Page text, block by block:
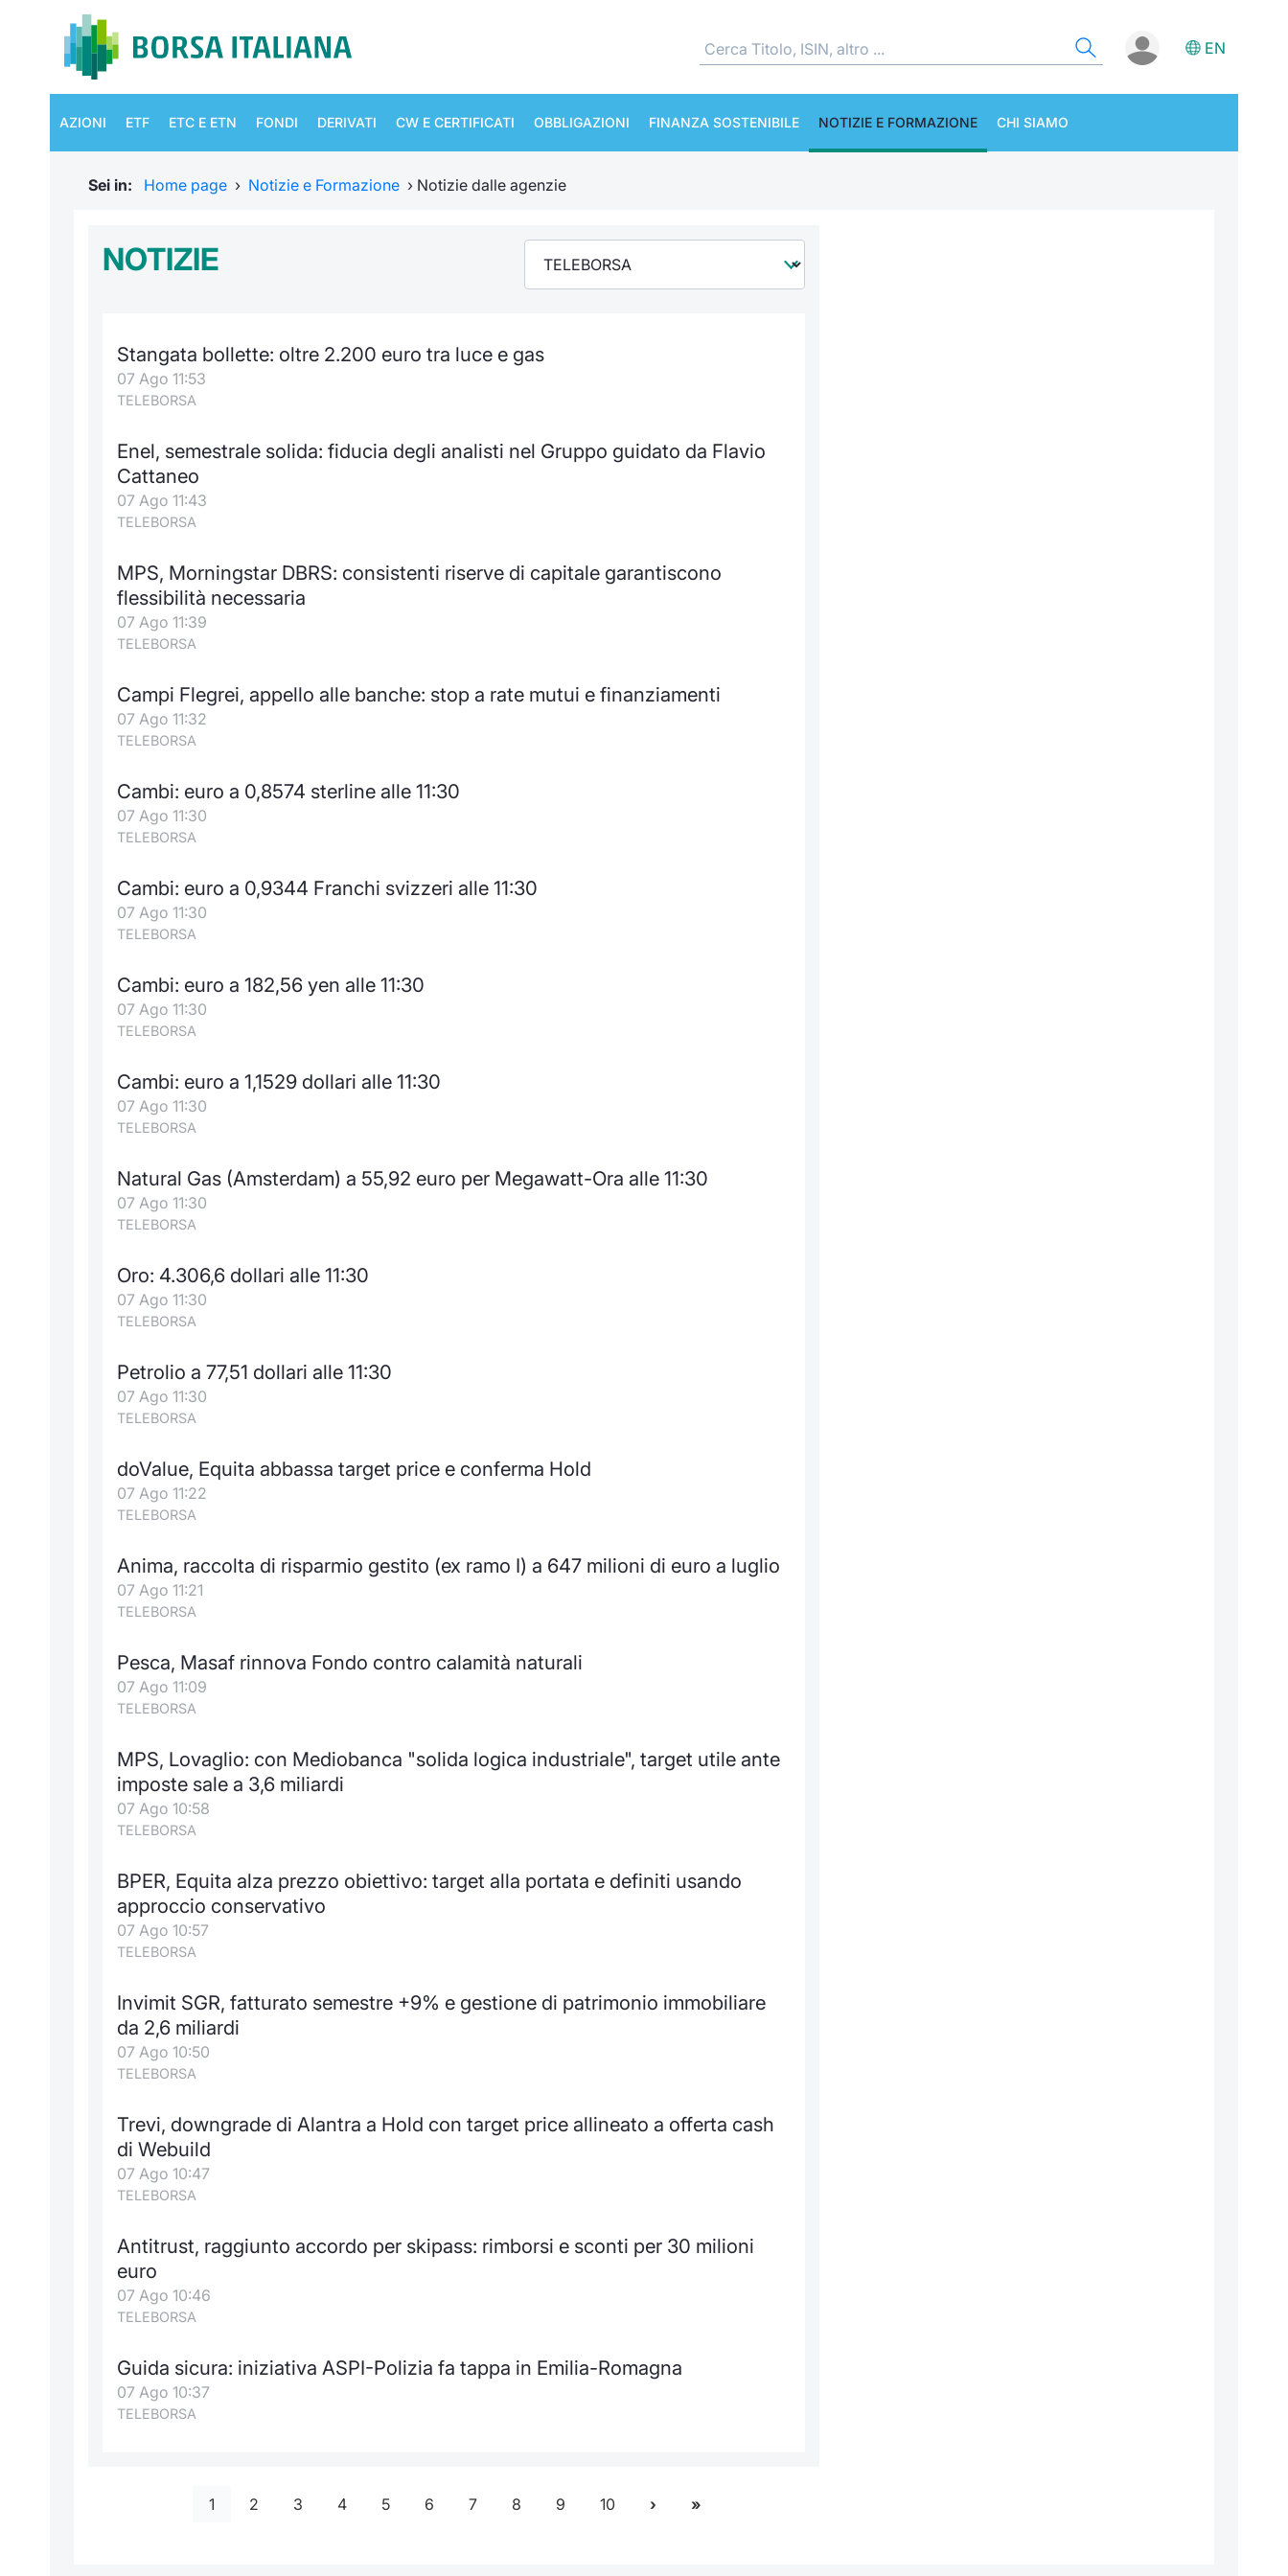
EN
AZIONI ETF ETC E ETN FONDI DERIVATI CW E CERTIFICATI OBBLIGAZIONI FINANZA SOSTENIBILE NOTIZIE E FORMAZIONE CHI SIAMO
Sei in: Home page › Notizie e Formazione › Notizie dalle agenzie
NOTIZIE
Stangata bollette: oltre 2.200 euro tra luce e gas
07 Ago 11:53
TELEBORSA
Enel, semestrale solida: fiducia degli analisti nel Gruppo guidato da Flavio
Cattaneo
07 Ago 11:43
TELEBORSA
MPS, Morningstar DBRS: consistenti riserve di capitale garantiscono
flessibilità necessaria
07 Ago 11:39
TELEBORSA
Campi Flegrei, appello alle banche: stop a rate mutui e finanziamenti
07 Ago 11:32
TELEBORSA
Cambi: euro a 0,8574 sterline alle 11:30
07 Ago 11:30
TELEBORSA
Cambi: euro a 0,9344 Franchi svizzeri alle 11:30
07 Ago 11:30
TELEBORSA
Cambi: euro a 182,56 yen alle 11:30
07 Ago 11:30
TELEBORSA
Cambi: euro a 1,1529 dollari alle 11:30
07 Ago 11:30
TELEBORSA
Natural Gas (Amsterdam) a 55,92 euro per Megawatt-Ora alle 11:30
07 Ago 11:30
TELEBORSA
Oro: 4.306,6 dollari alle 11:30
07 Ago 11:30
TELEBORSA
Petrolio a 77,51 dollari alle 11:30
07 Ago 11:30
TELEBORSA
doValue, Equita abbassa target price e conferma Hold
07 Ago 11:22
TELEBORSA
Anima, raccolta di risparmio gestito (ex ramo I) a 647 milioni di euro a luglio
07 Ago 11:21
TELEBORSA
Pesca, Masaf rinnova Fondo contro calamità naturali
07 Ago 11:09
TELEBORSA
MPS, Lovaglio: con Mediobanca "solida logica industriale", target utile ante
imposte sale a 3,6 miliardi
07 Ago 10:58
TELEBORSA
BPER, Equita alza prezzo obiettivo: target alla portata e definiti usando
approccio conservativo
07 Ago 10:57
TELEBORSA
Invimit SGR, fatturato semestre +9% e gestione di patrimonio immobiliare
da 2,6 miliardi
07 Ago 10:50
TELEBORSA
Trevi, downgrade di Alantra a Hold con target price allineato a offerta cash
di Webuild
07 Ago 10:47
TELEBORSA
Antitrust, raggiunto accordo per skipass: rimborsi e sconti per 30 milioni
euro
07 Ago 10:46
TELEBORSA
Guida sicura: iniziativa ASPI-Polizia fa tappa in Emilia-Romagna
07 Ago 10:37
TELEBORSA
1 2 3 4 5 6 7 8 9 10